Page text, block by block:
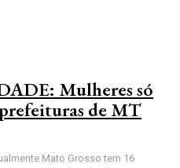
Mulheres só
de MT
Mato Grosso tem 16